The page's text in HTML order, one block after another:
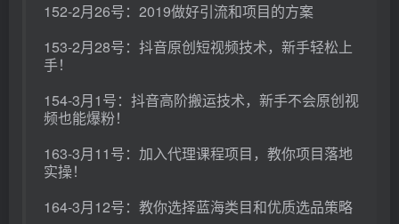
152-2月26号：2019做好引流和项目的方案
153-2月28号：抖音原创短视频技术，新手轻松上
手！
154-3月1号：抖音高阶搬运技术，新手不会原创视
频也能爆粉！
163-3月11号：加入代理课程项目，教你项目落地
实操！
164-3月12号：教你选择蓝海类目和优质选品策略